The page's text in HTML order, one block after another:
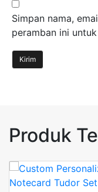
Simpan nama,
peramban ini
Produk